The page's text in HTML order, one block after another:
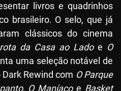
livros e quadrinhos
brasileiro. O selo, que já
clássicos do cinema
da Casa ao Ladoe O
uma seleção notável de
Rewind com O Parque
, O Maníacoe Basket